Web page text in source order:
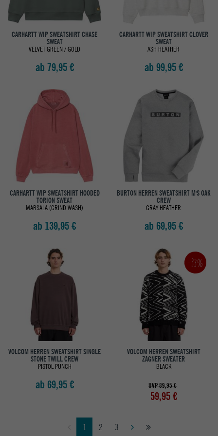
CARHARTT WIP SWEATSHIRT CHASE
SWEAT
VELVET GREEN / GOLD
ab 79,95 €
CARHARTT WIP SWEATSHIRT CLOVER
SWEAT
ASH HEATHER
ab 99,95 €
CARHARTT WIP SWEATSHIRT HOODED
TORION SWEAT
MARSALA (GRIND WASH)
ab 139,95 €
BURTON HERREN SWEATSHIRT M'S OAK
CREW
GRAY HEATHER
ab 69,95 €
VOLCOM HERREN SWEATSHIRT SINGLE
STONE TWILL CREW
PISTOL PUNCH
ab 69,95 €
-33%
VOLCOM HERREN SWEATSHIRT
ZAGNER SWEATER
BLACK
UVP 89,95 €
59,95 €
1 2 3